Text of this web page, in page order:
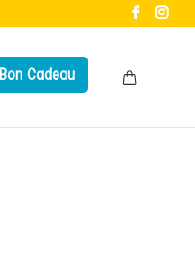
Bon Cadeau